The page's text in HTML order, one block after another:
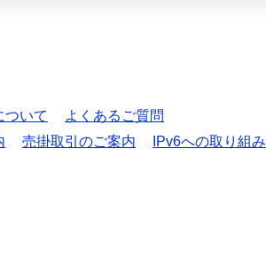
ついて
よくあるご質問
売掛取引のご案内
IPv6への取り組み